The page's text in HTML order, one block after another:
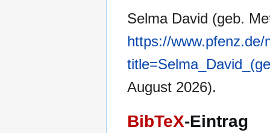
Selma David (geb.
https://
August 2026).
BibTeX-Eintrag